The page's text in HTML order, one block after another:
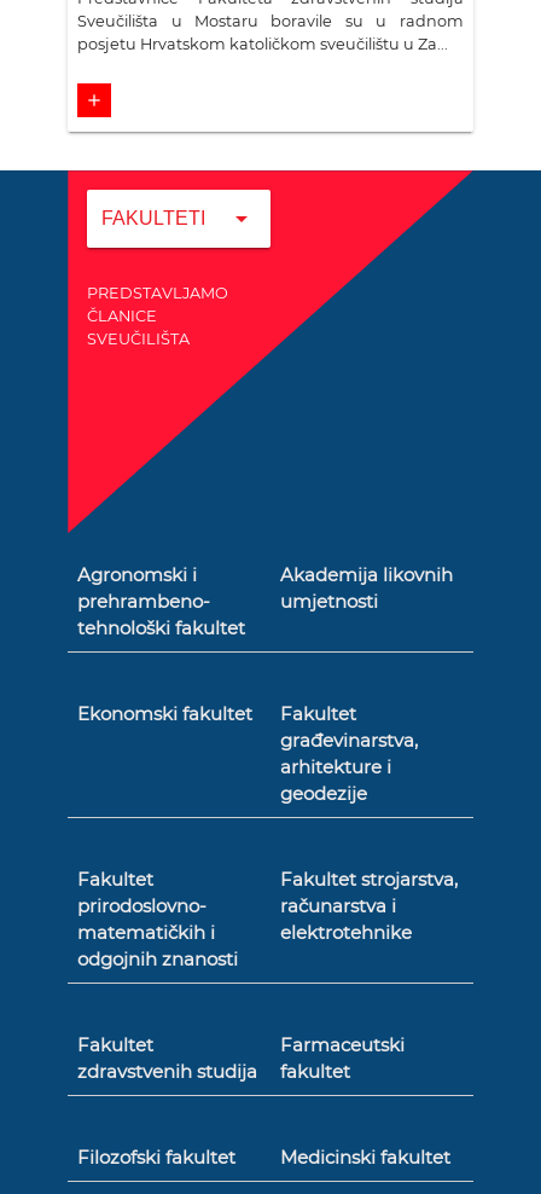
Sveučilišta u Mostaru boravile su u radnom
posjetu Hrvatskom katoličkom sveučilištu u Za...
add
FAKULTETI arrow_drop_down
PREDSTAVLJAMO
ČLANICE
SVEUČILIŠTA
Agronomski i
prehrambeno-
tehnološki fakultet
Akademija likovnih
umjetnosti
Ekonomski fakultet
Fakultet
građevinarstva,
arhitekture i
geodezije
Fakultet
prirodoslovno-
matematičkih i
odgojnih znanosti
Fakultet strojarstva,
računarstva i
elektrotehnike
Fakultet
zdravstvenih studija
Farmaceutski
fakultet
Filozofski fakultet Medicinski fakultet